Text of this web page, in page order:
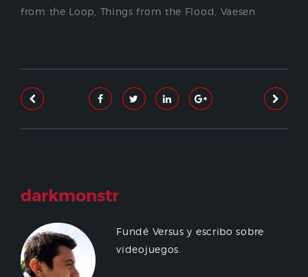
from the Loop Things from the Flood Vaesen
darkmonstr
Fundé Versus y escribo sobre
videojuegos.